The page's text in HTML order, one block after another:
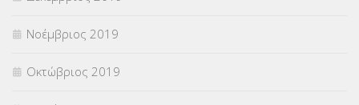
Νοέμβριος 2019
Οκτώβριος 2019